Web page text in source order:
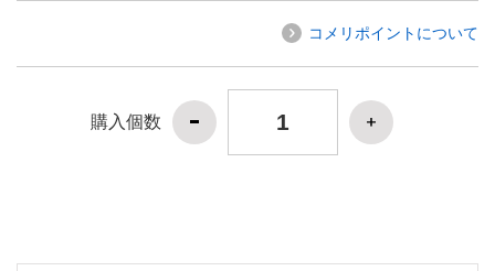
コメリポイントについて
購入個数